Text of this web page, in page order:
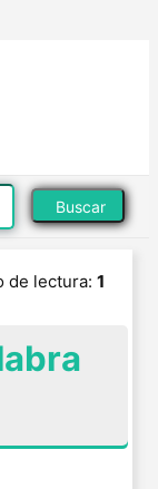
Buscar
de lectura: 1